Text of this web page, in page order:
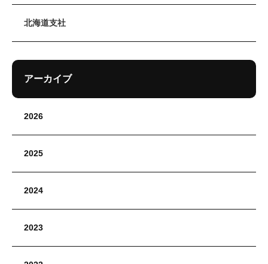
北海道支社
アーカイブ
2026
2025
2024
2023